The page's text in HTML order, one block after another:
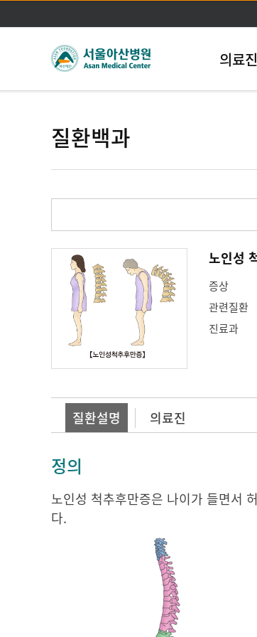
의료
질환백과
노인성
증상
관련질환
진료과
질환설명 의료진
정의
노인성 척추후만증은 나이가 들면서
다.